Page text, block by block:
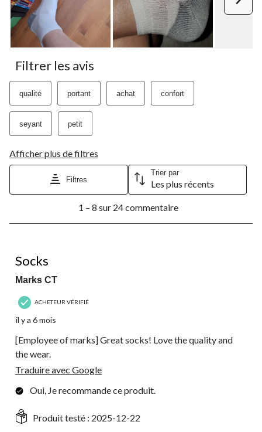
de
soumission.
de
soumission.
de
soumission.
de
soumission.
de
soumission.
Filtrer les avis
qualité portant achat confort
seyant petit
Afficher plus de filtres
Filtres
Trier par
Les plus récents
8
commentaire.
1 – 8 sur 24 commentaire
Socks
Marks CT
ACHETEUR VÉRIFIÉ
il y a 6 mois
[Employee of marks] Great socks! Love the quality and
the wear.
Traduire avec Google
Oui, Je recommande ce produit.
Produit testé : 2025-12-22